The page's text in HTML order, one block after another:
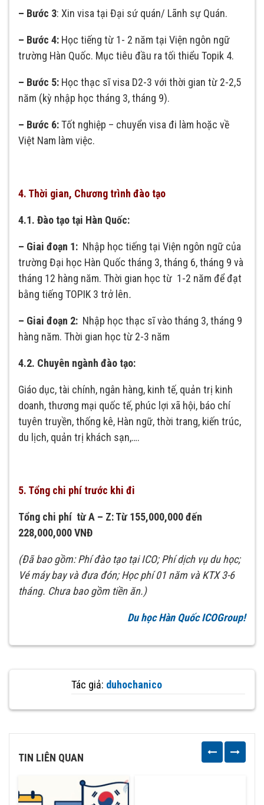
– Bước 3: Xin visa tại Đại sứ quán/ Lãnh sự Quán.
– Bước 4: Học tiếng từ 1- 2 năm tại Viện ngôn ngữ
trường Hàn Quốc. Mục tiêu đầu ra tối thiểu Topik 4.
– Bước 5: Học thạc sĩ visa D2-3 với thời gian từ 2-2,5
năm (kỳ nhập học tháng 3, tháng 9).
– Bước 6:Tốt nghiệp – chuyển visa đi làm hoặc về
Việt Nam làm việc.
4. Thời gian, Chương trình đào tạo
4.1. Đào tạo tại Hàn Quốc:
– Giai đoạn 1: Nhập học tiếng tại Viện ngôn ngữ của
trường Đại học Hàn Quốc tháng 3, tháng 6, tháng 9 và
tháng 12 hàng năm. Thời gian học từ 1-2 năm để đạt
bằng tiếng TOPIK 3 trở lên.
– Giai đoạn 2: Nhập học thạc sĩ vào tháng 3, tháng 9
hàng năm. Thời gian học từ 2-3 năm
4.2. Chuyên ngành đào tạo:
Giáo dục, tài chính, ngân hàng, kinh tế, quản trị kinh
doanh, thương mại quốc tế, phúc lợi xã hội, báo chí
tuyên truyền, thống kê, Hàn ngữ, thời trang, kiến trúc,
du lịch, quản trị khách sạn,….
5. Tổng chi phí trước khi đi
Tổng chi phí từ A – Z: Từ 155,000,000 đến
228,000,000VNĐ
(Đã bao gồm: Phí đào tạo tại ICO; Phídịch vụdu học;
Vé máy bay và đưa đón;Học phí 01 năm và KTX 3-6
tháng. Chưa bao gồm tiền ăn.)
Du học Hàn Quốc ICOGroup!
Tác giả: duhochanico
TIN LIÊN QUAN